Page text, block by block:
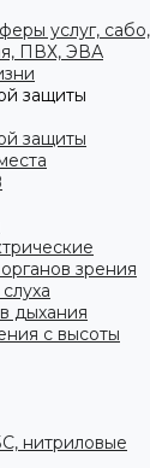
услуг,
ПВХ, ЭВА
защиты
защиты
зрения
дыхания
с высоты
нитриловые